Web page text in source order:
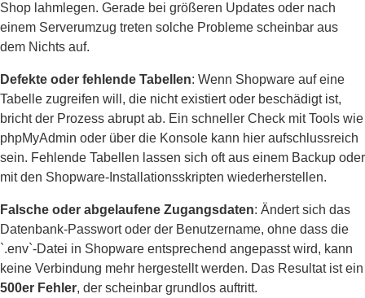
Shop lahmlegen. Gerade bei größeren Updates oder nach
einem Serverumzug treten solche Probleme scheinbar aus
dem Nichts auf.
Defekte oder fehlende Tabellen: Wenn Shopware auf eine
Tabelle zugreifen will, die nicht existiert oder beschädigt ist,
bricht der Prozess abrupt ab. Ein schneller Check mit Tools wie
phpMyAdmin oder über die Konsole kann hier aufschlussreich
sein. Fehlende Tabellen lassen sich oft aus einem Backup oder
mit den Shopware-Installationsskripten wiederherstellen.
Falsche oder abgelaufene Zugangsdaten: Ändert sich das
Datenbank-Passwort oder der Benutzername, ohne dass die
`.env`-Datei in Shopware entsprechend angepasst wird, kann
keine Verbindung mehr hergestellt werden. Das Resultat ist ein
500er Fehler, der scheinbar grundlos auftritt.